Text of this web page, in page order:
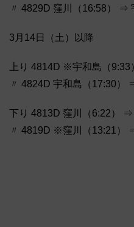
〃 4829D 窪川（16:58） ⇒
3月14日（土）以降
上り 4814D ※宇和島（
〃 4824D 宇和島（17:30）
下り 4813D 窪川（6:22） ⇒
〃 4819D ※窪川（13:21）